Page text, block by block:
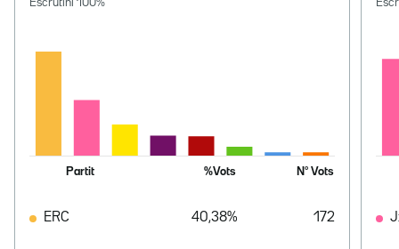
Escrutini 100%
Partit %Vots Nº Vots
ERC 40,38% 172